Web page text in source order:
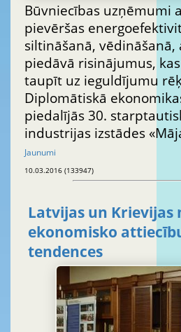
Būvniecības uzņēmumi
pievēršas
siltināšanā, vēdināšanā,
piedāvā risinājumus,
taupīt uz ieguldījumu
Diplomātiskā
piedalījās 30.
industrijas izstādes
Jaunumi
10.03.2016 (133947)
Latvijas un Krievijas
ekonomisko
tendences